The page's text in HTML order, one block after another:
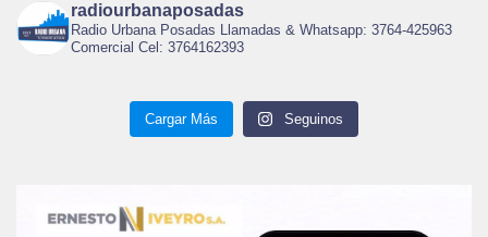
radiourbanaposadas
Radio Urbana Posadas Llamadas & Whatsapp: 3764-425963
Comercial Cel: 3764162393
Cargar Más Seguinos